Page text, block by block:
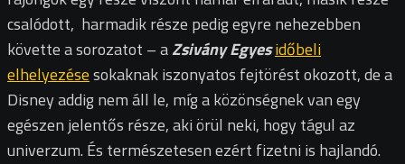
csalódott, harmadik része pedig egyre nehezebben
követte a sorozatot – aZsivány Egyesidőbeli
elhelyezésesokaknak iszonyatos fejtörést okozott, de a
Disney addig nem áll le, míg a közönségnek van egy
egészen jelentős része, aki örül neki, hogy tágul az
univerzum. És természetesen ezért fizetni is hajlandó.